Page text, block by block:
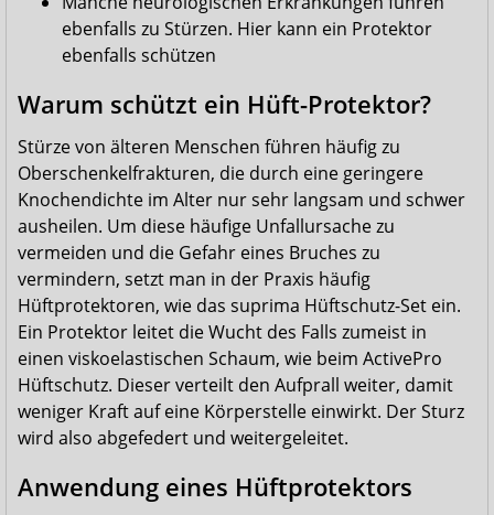
ebenfalls zu Stürzen. Hier kann ein Protektor
ebenfalls schützen
Warum schützt ein Hüft-Protektor?
Stürze von älteren Menschen führen häufig zu
Oberschenkelfrakturen, die durch eine geringere
Knochendichte im Alter nur sehr langsam und schwer
ausheilen. Um diese häufige Unfallursache zu
vermeiden und die Gefahr eines Bruches zu
vermindern, setzt man in der Praxis häufig
Hüftprotektoren, wie das suprima Hüftschutz-Set ein.
Ein Protektor leitet die Wucht des Falls zumeist in
einen viskoelastischen Schaum, wie beim ActivePro
Hüftschutz. Dieser verteilt den Aufprall weiter, damit
weniger Kraft auf eine Körperstelle einwirkt. Der Sturz
wird also abgefedert und weitergeleitet.
Anwendung eines Hüftprotektors